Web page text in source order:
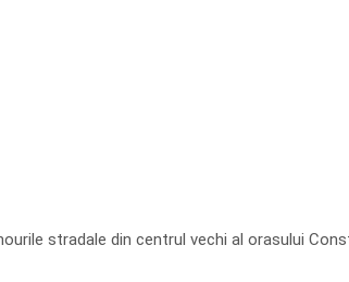
stradale din centrul vechi al orasului